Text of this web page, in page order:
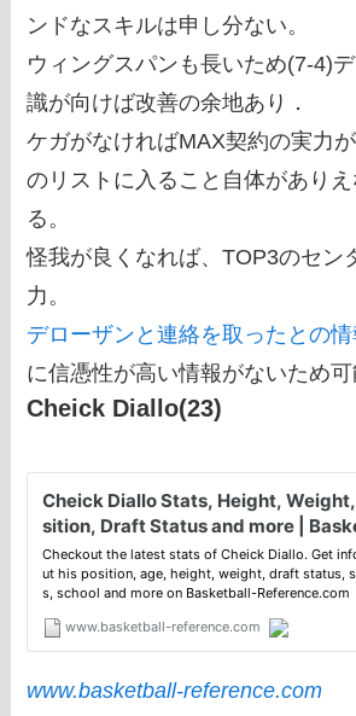
ンドなスキルは申し分ない。
ウィングスパンも長いため(7-4)
識が向けば改善の余地あり．
ケガがなければMAX契約の実力
のリストに入ること自体があり
る。
怪我が良くなれば、TOP3のセン
力。
デローザンと連絡を取ったとの情
に信憑性が高い情報がないため可
Cheick Diallo(23)
www.basketball-reference.com